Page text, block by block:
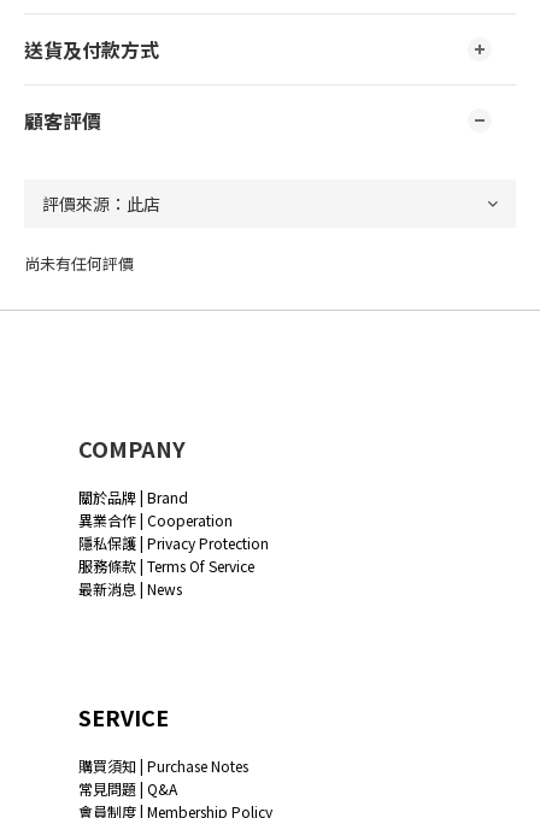
送貨及付款方式
顧客評價
尚未有任何評價
COMPANY
關於品牌 | Brand
異業合作 | Cooperation
隱私保護 | Privacy Protection
服務條款 | Terms Of Service
最新消息 | News
SERVICE
購買須知 | Purchase Notes
常見問題 | Q&A
會員制度 | Membership Policy